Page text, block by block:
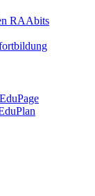
RAAbits